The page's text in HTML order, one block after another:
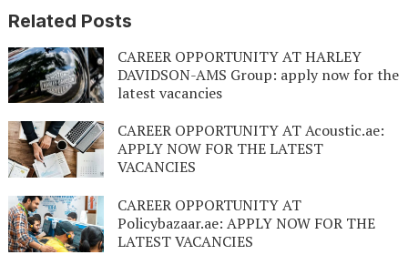
Related Posts
CAREER OPPORTUNITY AT HARLEY
DAVIDSON-AMS Group: apply now for the
latest vacancies
CAREER OPPORTUNITY AT Acoustic.ae:
APPLY NOW FOR THE LATEST
VACANCIES
CAREER OPPORTUNITY AT
Policybazaar.ae: APPLY NOW FOR THE
LATEST VACANCIES